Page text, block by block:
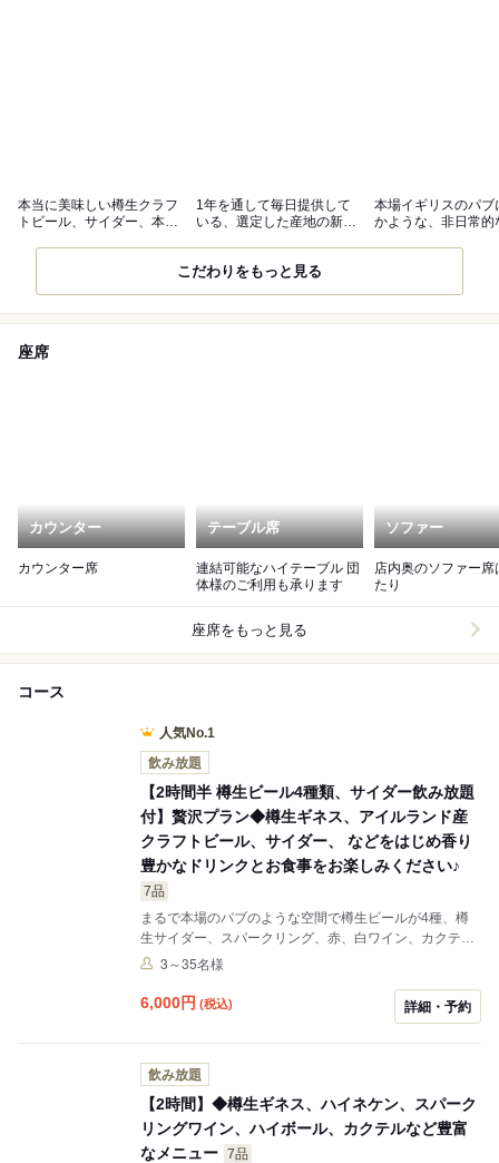
本当に美味しい樽生クラフ
トビール、サイダー、本場
1年を通して毎日提供して
いる、選定した産地の新鮮
本場イギリスのパブ
かような、非日常的
こだわりをもっと見る
座席
カウンター
カウンター席
テーブル席
連結可能なハイテーブル 団
体様のご利用も承ります
ソファー
店内奥のソファー席
たり
座席をもっと見る
コース
人気No.1
飲み放題
【2時間半 樽生ビール4種類、サイダー飲み放題
付】贅沢プラン◆樽生ギネス、アイルランド産
クラフトビール、サイダー、 などをはじめ香り
豊かなドリンクとお食事をお楽しみください♪
7品
まるで本場のパブのような空間で樽生ビールが4種、樽
生サイダー、スパークリング、赤、白ワイン、カクテル
も飲み放題！生ハムやローストビーフ、本日のパスタな
だけます。 ラストオーダー後も通常メニューから追加オ
3～35名様
6,000円 (税込) 詳細・予約
飲み放題
【2時間】◆樽生ギネス、ハイネケン、スパーク
リングワイン、ハイボール、カクテルなど豊富
なメニュー 7品